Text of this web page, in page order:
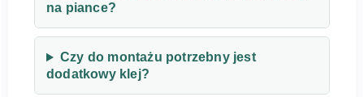
na piance?
Czy do montażu potrzebny jest
dodatkowy klej?